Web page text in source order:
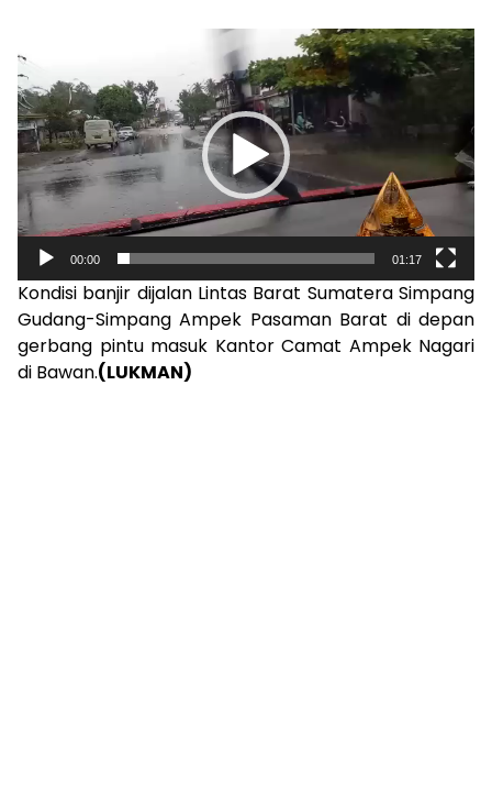
Video
00:00 01:17
Kondisi banjir dijalan Lintas Barat Sumatera Simpang
Gudang-Simpang Ampek Pasaman Barat di depan
gerbang pintu masuk Kantor Camat Ampek Nagari
di Bawan.(LUKMAN)